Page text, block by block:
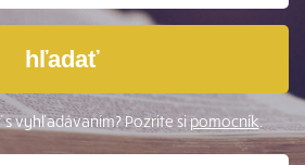
hľadať
vyhľadávaním? Pozrite sipomocník.